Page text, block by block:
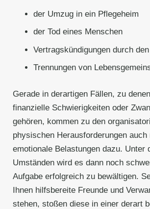
der Umzug in ein Pflegeheim
der Tod eines Menschen
Vertragskündigungen durch
Trennungen von
Gerade in derartigen Fällen, zu
finanzielle Schwierigkeiten oder
gehören, kommen zu den
physischen Herausforderungen
emotionale Belastungen dazu. Unter
Umständen wird es dann noch
Aufgabe erfolgreich zu bewältigen.
Ihnen hilfsbereite Freunde und
stehen, stoßen diese in einer derart